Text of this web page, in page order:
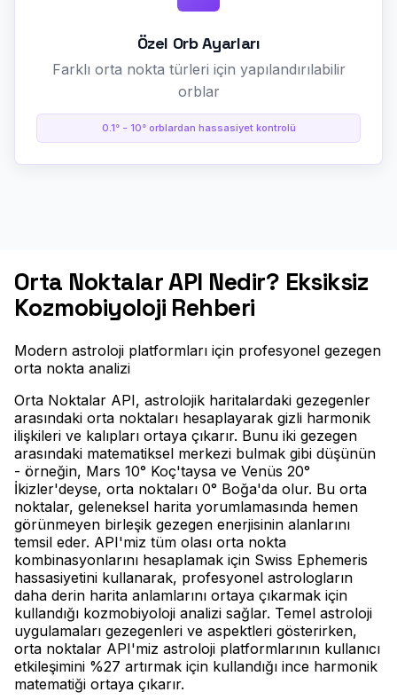
Özel Orb Ayarları
Farklı orta nokta türleri için yapılandırılabilir
orblar
0.1° - 10° orblardan hassasiyet kontrolü
Orta Noktalar API Nedir? Eksiksiz
Kozmobiyoloji Rehberi
Modern astroloji platformları için profesyonel gezegen
orta nokta analizi
Orta Noktalar API, astrolojik haritalardaki gezegenler
arasındaki orta noktaları hesaplayarak gizli harmonik
ilişkileri ve kalıpları ortaya çıkarır. Bunu iki gezegen
arasındaki matematiksel merkezi bulmak gibi düşünün
- örneğin, Mars 10° Koç'taysa ve Venüs 20°
İkizler'deyse, orta noktaları 0° Boğa'da olur. Bu orta
noktalar, geleneksel harita yorumlamasında hemen
görünmeyen birleşik gezegen enerjisinin alanlarını
temsil eder. API'miz tüm olası orta nokta
kombinasyonlarını hesaplamak için Swiss Ephemeris
hassasiyetini kullanarak, profesyonel astrologların
daha derin harita anlamlarını ortaya çıkarmak için
kullandığı kozmobiyoloji analizi sağlar. Temel astroloji
uygulamaları gezegenleri ve aspektleri gösterirken,
orta noktalar API'miz astroloji platformlarının kullanıcı
etkileşimini %27 artırmak için kullandığı ince harmonik
matematiği ortaya çıkarır.